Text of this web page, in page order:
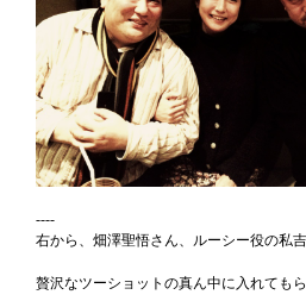
----
右から、畑澤聖悟さん、ルーシー役の私
贅沢なツーショットの真ん中に入れても